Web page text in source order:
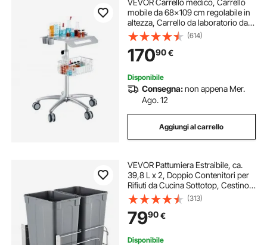
VEVOR Carrello medico, Carrello
mobile da 68x109 cm regolabile in
altezza, Carrello da laboratorio da
tavolo con rotelle per clinica,
bellezza e salone
(614)
17090€
Disponibile
Consegna:non appena Mer.
Ago. 12
Aggiungi al carrello
VEVOR Pattumiera Estraibile, ca.
39,8 L x 2, Doppio Contenitori per
Rifiuti da Cucina Sottotop, Cestino
per la Raccolta Differenziata, con Kit
Porta e Chiusura per Mobili da
Cucina, Grigio
(313)
7990€
Disponibile